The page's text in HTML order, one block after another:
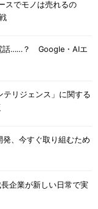
スでモノは売れるの
話……？ Google・AIエ
テリジェンス」に関する
、今すぐ取り組むため
企業が新しい日常で実